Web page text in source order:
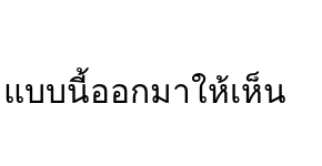
บบนี้ออกมาให้เห็น